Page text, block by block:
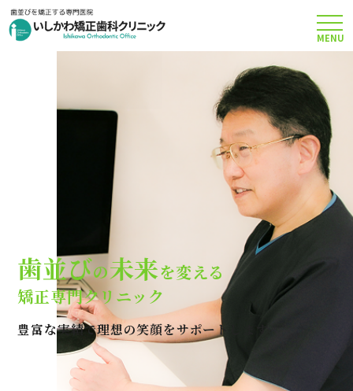
矯正治療について
当院のこだわり
費用について
クリニック案内
Q＆A
MENU
歯並びの未来を変える
矯正専門クリニック
豊富な実績で理想の笑顔をサポートします